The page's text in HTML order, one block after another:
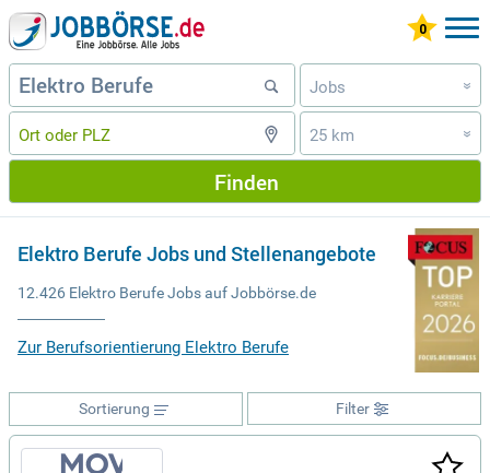
Jobs »
25 km »
Finden
Elektro Berufe Jobs und Stellenangebote
12.426 Elektro Berufe Jobs auf Jobbörse.de
Zur Berufsorientierung Elektro Berufe
Filter
Sortierung